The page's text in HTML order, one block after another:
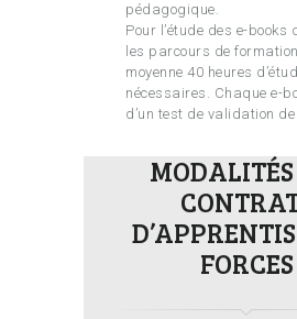
pédagogique.
Pour l’étude des e-books
les parcours de
moyenne 40 heures
nécessaires. Chaque e-
d’un test de validation
MODALITÉS
FORCES